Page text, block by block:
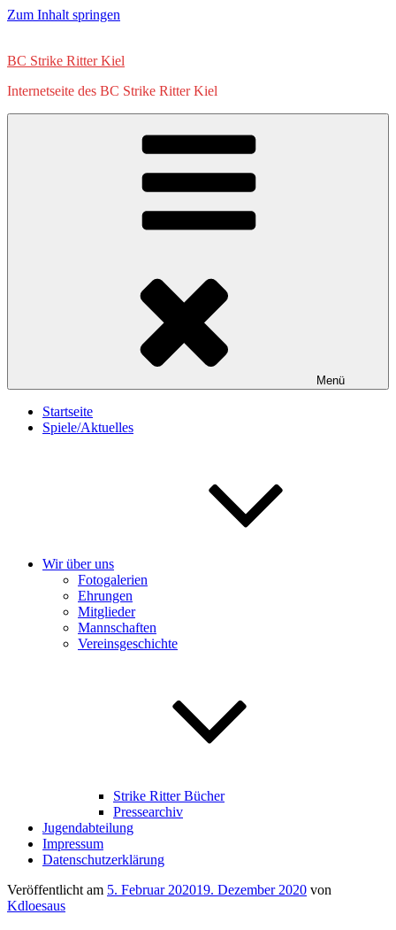
Zum Inhalt springen
BC Strike Ritter Kiel
Internetseite des BC Strike Ritter Kiel
Menü
Startseite
Spiele/Aktuelles
Wir über uns
Fotogalerien
Ehrungen
Mitglieder
Mannschaften
Vereinsgeschichte
Strike Ritter Bücher
Pressearchiv
Jugendabteilung
Impressum
Datenschutzerklärung
Veröffentlicht am 5. Februar 202019. Dezember 2020 von
Kdloesaus